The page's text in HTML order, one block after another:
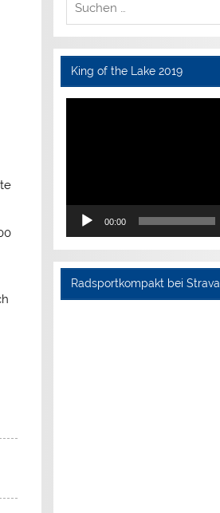
King of the Lake 2019
Video-
00:00
Radsportkompakt bei Strava